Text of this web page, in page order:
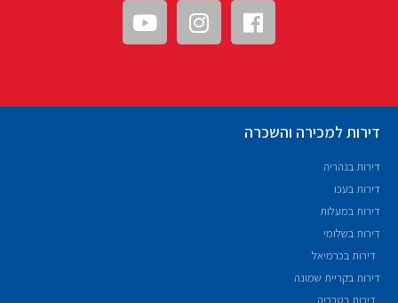
דירות למכירה והשכרה
דירות בנהריה
דירות בעכו
דירות במעלות
דירות בשלומי
דירות בכרמיאל
דירות בקריית שמונה